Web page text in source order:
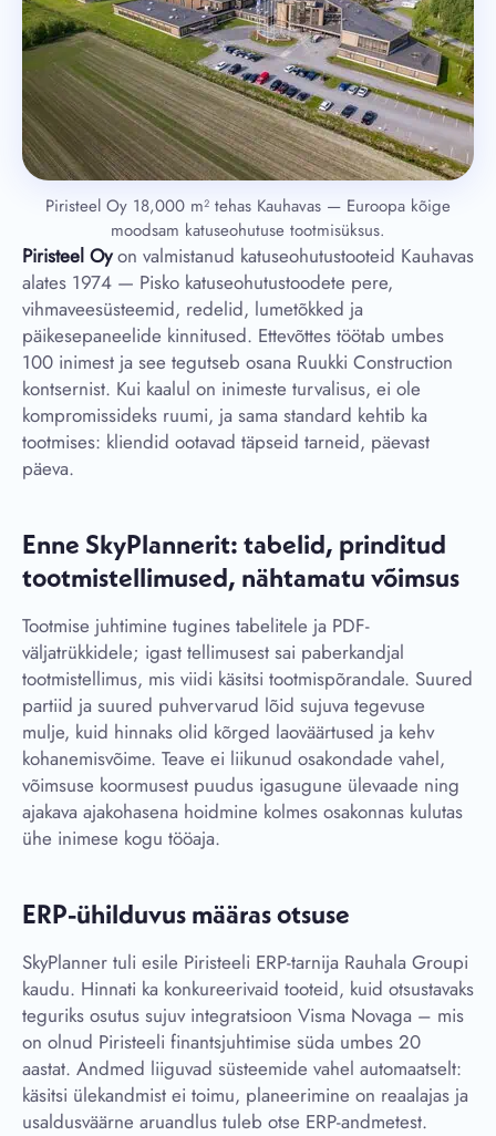
Piristeel Oy 18,000 m² tehas Kauhavas — Euroopa kõige
moodsam katuseohutuse tootmisüksus.
Piristeel Oyon valmistanud katuseohutustooteid Kauhavas
alates 1974 — Pisko katuseohutustoodete pere,
vihmaveesüsteemid, redelid, lumetõkked ja
päikesepaneelide kinnitused. Ettevõttes töötab umbes
100 inimest ja see tegutseb osana Ruukki Construction
kontsernist. Kui kaalul on inimeste turvalisus, ei ole
kompromissideks ruumi, ja sama standard kehtib ka
tootmises: kliendid ootavad täpseid tarneid, päevast
päeva.
Enne SkyPlannerit: tabelid, prinditud
tootmistellimused, nähtamatu võimsus
Tootmise juhtimine tugines tabelitele ja PDF-
väljatrükkidele; igast tellimusest sai paberkandjal
tootmistellimus, mis viidi käsitsi tootmispõrandale. Suured
partiid ja suured puhvervarud lõid sujuva tegevuse
mulje, kuid hinnaks olid kõrged laoväärtused ja kehv
kohanemisvõime. Teave ei liikunud osakondade vahel,
võimsuse koormusest puudus igasugune ülevaade ning
ajakava ajakohasena hoidmine kolmes osakonnas kulutas
ühe inimese kogu tööaja.
ERP-ühilduvus määras otsuse
SkyPlanner tuli esile Piristeeli ERP-tarnija Rauhala Groupi
kaudu. Hinnati ka konkureerivaid tooteid, kuid otsustavaks
teguriks osutus sujuv integratsioon Visma Novaga – mis
on olnud Piristeeli finantsjuhtimise süda umbes 20
aastat. Andmed liiguvad süsteemide vahel automaatselt:
käsitsi ülekandmist ei toimu, planeerimine on reaalajas ja
usaldusväärne aruandlus tuleb otse ERP-andmetest.